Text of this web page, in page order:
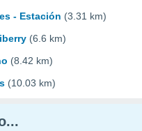
- Estación (3.31 km)
(6.6 km)
(8.42 km)
(10.03 km)